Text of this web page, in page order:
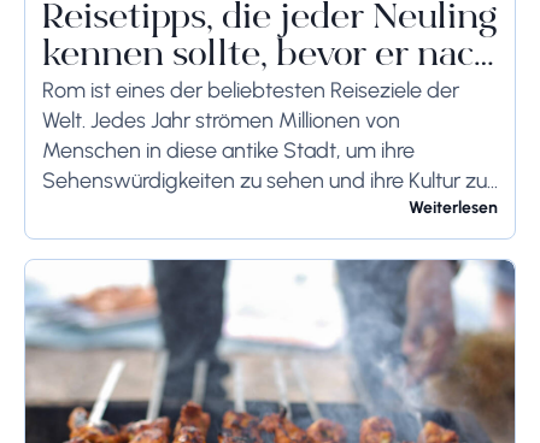
Reisetipps, die jeder Neuling
kennen sollte, bevor er nach
Rom reist
Rom ist eines der beliebtesten Reiseziele der
Welt. Jedes Jahr strömen Millionen von
Menschen in diese antike Stadt, um ihre
Sehenswürdigkeiten zu sehen und ihre Kultur zu
genießen. Wenn Sie demnächst einen Besuch in
Rom planen,...
Weiterlesen